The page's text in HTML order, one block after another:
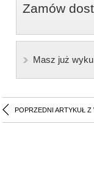
Zamów
Masz już
POPRZEDNI ARTYKUŁ Z